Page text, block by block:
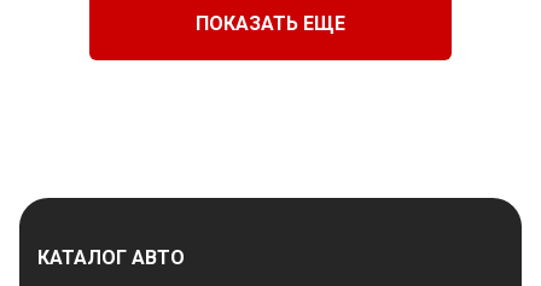
ПОКАЗАТЬ ЕЩЕ
КАТАЛОГ АВТО